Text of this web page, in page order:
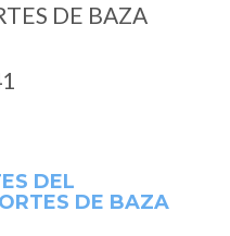
DE BAZA
DEL
DE BAZA